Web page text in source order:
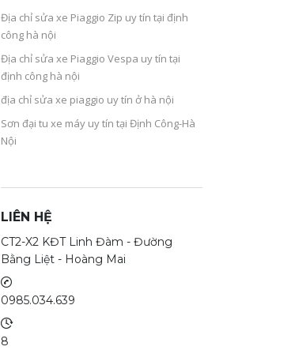
Địa chỉ sửa xe Piaggio Zip uy tín tại định
công hà nội
Địa chỉ sửa xe Piaggio Vespa uy tín tại
định công hà nội
địa chỉ sửa xe piaggio uy tín ở hà nội
Sơn đại tu xe máy uy tín tại Định Công-Hà
Nội
LIÊN HỆ
CT2-X2 KĐT Linh Đàm - Đường
Bằng Liệt - Hoàng Mai
0985.034.639
8